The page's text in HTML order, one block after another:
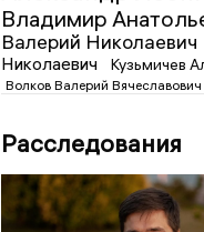
Владимир
Валерий Николаевич
Николаевич
Кузьмичев
Волков Валерий Вячеславович
Расследования